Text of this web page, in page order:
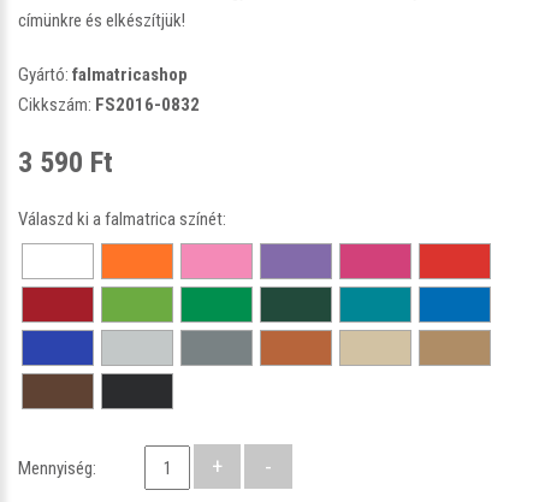
címünkre és elkészítjük!
Gyártó: falmatricashop
Cikkszám: FS2016-0832
3 590 Ft
Válaszd ki a falmatrica színét:
Mennyiség: